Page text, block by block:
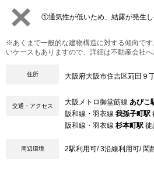
①通気性が低いため、結露が発生
※あくまで一般的な建物構造に対する傾向で
いケースもありますので、詳細は不動産会社へ
住所 大阪府大阪市住吉区苅田９
交通・アクセス 大阪メトロ御堂筋線 あびこ
阪和線・羽衣線 我孫子町駅
阪和線・羽衣線 杉本町駅 徒
周辺環境 2駅利用可/ 3沿線利用可/ 閑